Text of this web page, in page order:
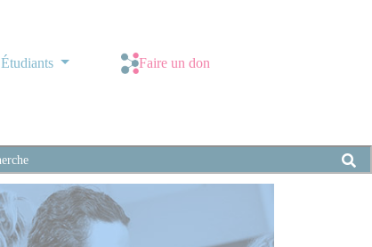
Étudiants Faire un don